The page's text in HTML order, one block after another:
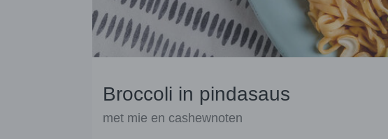
Broccoli in pindasaus
met mie en cashewnoten